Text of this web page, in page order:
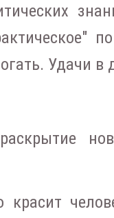
Удачи в
красит